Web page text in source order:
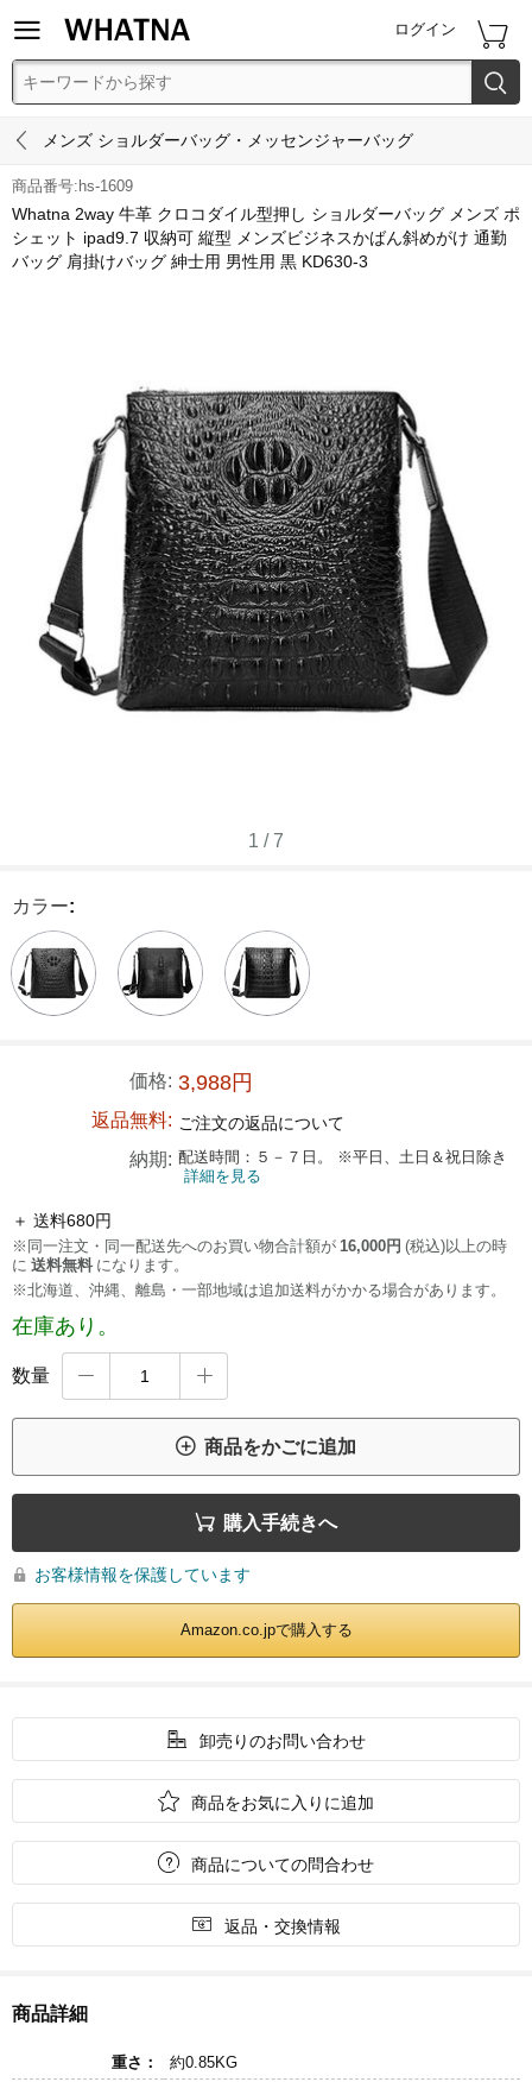
 ログイン 

 メンズ ショルダーバッグ・メッセンジャーバッグ
商品番号:hs-1609
Whatna 2way 牛革 クロコダイル型押し ショルダーバッグ メンズ ポ
シェット ipad9.7 収納可 縦型 メンズビジネスかばん斜めがけ 通勤
バッグ 肩掛けバッグ 紳士用 男性用 黒 KD630-3
1 /7
カラー:
価格: 3,988円
返品無料: ご注文の返品について
納期: 配送時間：５－７日。 ※平日、土日＆祝日除き
詳細を見る
＋ 送料680円
※同一注文・同一配送先へのお買い物合計額が 16,000円 (税込)以上の時
に 送料無料 になります。
※北海道、沖縄、離島・一部地域は追加送料がかかる場合があります。
在庫あり。
数量  
 商品をかごに追加
 購入手続きへ
 お客様情報を保護しています
Amazon.co.jpで購入する
 卸売りのお問い合わせ
 商品をお気に入りに追加
 商品についての問合わせ
 返品・交換情報
商品詳細
重さ：
約0.85KG